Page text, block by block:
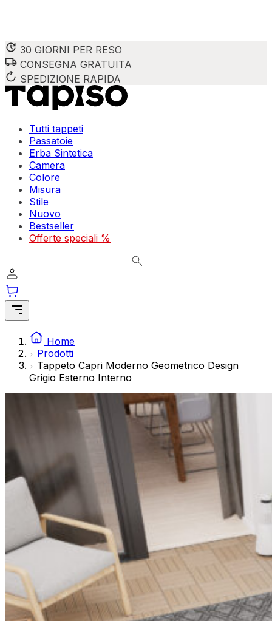
30 GIORNI PER RESO
CONSEGNA GRATUITA
SPEDIZIONE RAPIDA
Tutti tappeti
Passatoie
Erba Sintetica
Camera
Colore
Misura
Stile
Nuovo
Bestseller
Offerte speciali %
Home
Prodotti
Tappeto Capri Moderno Geometrico Design
Grigio Esterno Interno
Utilizziamo i cookie per personalizzare contenuti e
combinarle con altre informazioni che hai fornito loro o
Indispensabili
I cookie indispensabili sono cruciali per le funzioni di
memorizzano alcun dato personale identificabile.
Statistica
I cookie statistici aiutano i proprietari dei siti web a
Non classificati